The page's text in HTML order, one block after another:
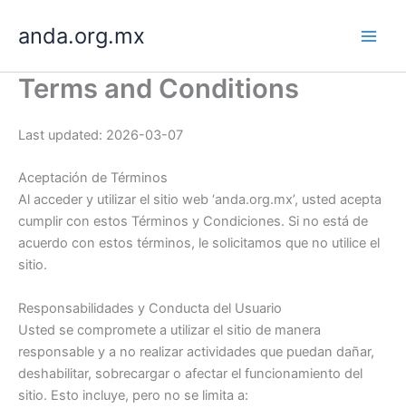
anda.org.mx
Terms and Conditions
Last updated: 2026-03-07
Aceptación de Términos
Al acceder y utilizar el sitio web ‘anda.org.mx’, usted acepta
cumplir con estos Términos y Condiciones. Si no está de
acuerdo con estos términos, le solicitamos que no utilice el
sitio.
Responsabilidades y Conducta del Usuario
Usted se compromete a utilizar el sitio de manera
responsable y a no realizar actividades que puedan dañar,
deshabilitar, sobrecargar o afectar el funcionamiento del
sitio. Esto incluye, pero no se limita a: